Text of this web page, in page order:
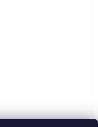
5 hvězdiček.
5 hvězdiček.